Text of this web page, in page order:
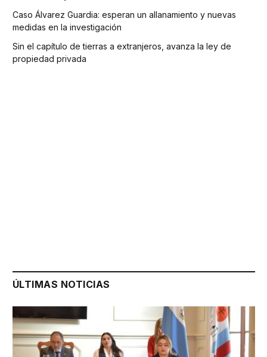
Caso Álvarez Guardia: esperan un allanamiento y nuevas
medidas en la investigación
Sin el capítulo de tierras a extranjeros, avanza la ley de
propiedad privada
ÚLTIMAS NOTICIAS